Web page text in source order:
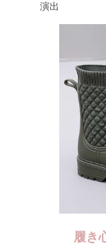
演出
履き